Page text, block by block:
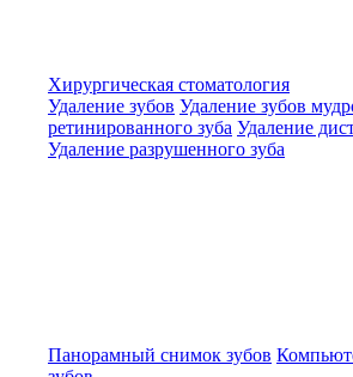
Хирургическая стоматология
Удаление зубов Удаление зубов
ретинированного зуба Удаление
Удаление разрушенного зуба
Панорамный снимок зубов